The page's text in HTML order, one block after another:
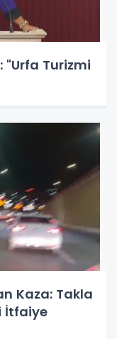
"Urfa Turizmi
Kaza: Takla
İtfaiye